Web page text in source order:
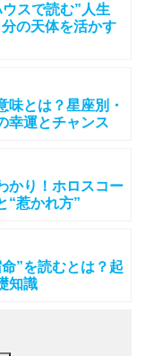
スで読む”人生
の天体を活かす
味とは？星座別・
幸運とチャンス
かり！ホロスコー
“惹かれ方”
”を読むとは？起
知識